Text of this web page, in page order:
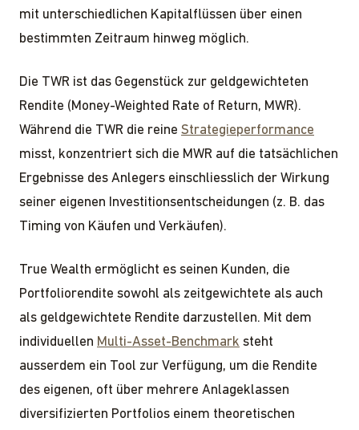
mit unterschiedlichen Kapitalflüssen über einen
bestimmten Zeitraum hinweg möglich.
Die TWR ist das Gegenstück zur geldgewichteten
Rendite (Money-Weighted Rate of Return, MWR).
Während die TWR die reine Strategieperformance
misst, konzentriert sich die MWR auf die tatsächlichen
Ergebnisse des Anlegers einschliesslich der Wirkung
seiner eigenen Investitionsentscheidungen (z. B. das
Timing von Käufen und Verkäufen).
True Wealth ermöglicht es seinen Kunden, die
Portfoliorendite sowohl als zeitgewichtete als auch
als geldgewichtete Rendite darzustellen. Mit dem
individuellen Multi-Asset-Benchmark steht
ausserdem ein Tool zur Verfügung, um die Rendite
des eigenen, oft über mehrere Anlageklassen
diversifizierten Portfolios einem theoretischen